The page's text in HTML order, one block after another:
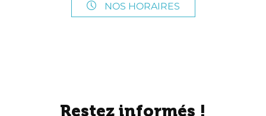
NOS HORAIRES
Restez informés !